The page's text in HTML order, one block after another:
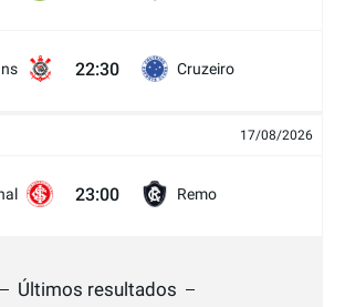
22:30 Cruzeiro
17/08/2026
23:00 Remo
Últimos resultados